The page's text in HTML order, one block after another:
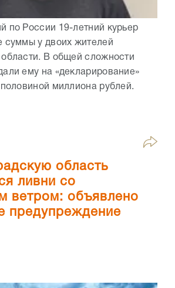
по России 19-летний курьер
суммы у двоих жителей
области. В общей сложности
ему на «декларирование»
миллиона рублей.
область
ливни со
ветром: объявлено
предупреждение